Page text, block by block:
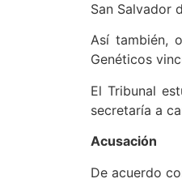
San Salvador
Así también,
Genéticos
El Tribunal
secretaría a
Acusación
De acuerdo